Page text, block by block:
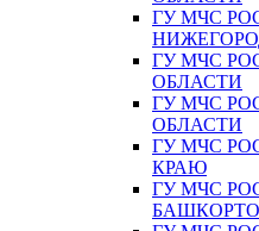
ГУ МЧС
ГУ МЧС
ОБЛАСТИ
ГУ МЧС
ОБЛАСТИ
ГУ МЧС
КРАЮ
ГУ МЧС